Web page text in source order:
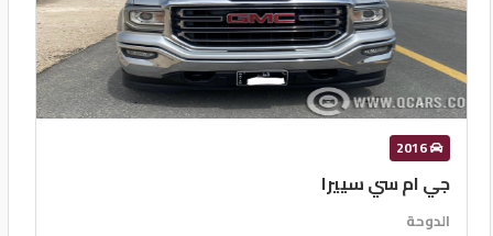
2016
جي ام سي سييرا
الدوحة